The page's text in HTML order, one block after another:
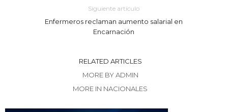
Siguiente artículo
Enfermeros reclaman aumento salarial en
Encarnación
RELATED ARTICLES
MORE BY ADMIN
MORE IN NACIONALES